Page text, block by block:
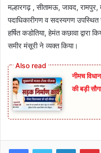
मल्हारगढ़ , सीतामऊ, जावद,
पदाधिकारीगण व सदस्यगण
हर्षित कडोतिया, हेमंत कछावा
समीर मंसूरी ने व्यक्त किया।
नीमच
की बड़ी
FacebookTwitter LinkedIn